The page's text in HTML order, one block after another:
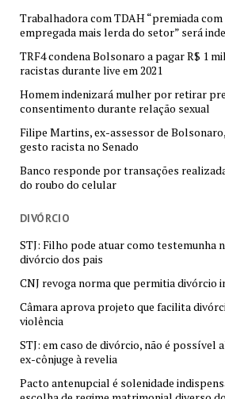
Trabalhadora com TDAH “premiada com
empregada mais lerda do setor” será
TRF4 condena Bolsonaro a pagar R$ 1
racistas durante live em 2021
Homem indenizará mulher por retirar
consentimento durante relação sexual
Filipe Martins, ex-assessor de
gesto racista no Senado
Banco responde por transações
do roubo do celular
DIVÓRCIO
STJ: Filho pode atuar como testemunha
divórcio dos pais
CNJ revoga norma que permitia divórcio
Câmara aprova projeto que facilita
violência
STJ: em caso de divórcio, não é possível
ex-cônjuge à revelia
Pacto antenupcial é solenidade